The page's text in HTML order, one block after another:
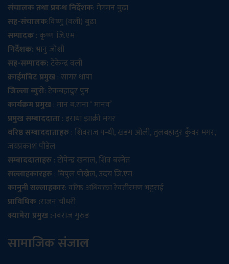
संचालक तथा प्रबन्ध निर्देशक: मेगमन बुढा
सह-संचालक:विष्णु (वली) बुढा
सम्पादक: कृष्ण जि.एम
निर्देशक:भानु जोशी
सह-सम्पादक:टेकेन्द्र वली
क्राईमबिट प्रमुख: सागर थापा
जिल्ला ब्युरो: टेकबहादुर पुन
कार्यक्रम प्रमुख: मान ब.राना ‘ मानव’
प्रमुख सम्बाददाता: इराधा झाक्री मगर
वरिष्ठ सम्बाददाताहरु: शिवराज पन्थी, खडग ओली, तुलबहादुर कुँवर मगर,
जयप्रकाश पौडेल
सम्बाददाताहरु: टोपेन्द्र खनाल, शिव बस्नेत
सल्लाहकारहरु: बिपुल पोख्रेल, उदय जि.एम
कानुनी सल्लाहकार: वरिष्ठ अधिवक्ता रेवतीरमण भट्टराई
प्राविधिक :राजन चौधरी
क्यामेरा प्रमुख :नवराज गुरुङ
सामाजिक संजाल